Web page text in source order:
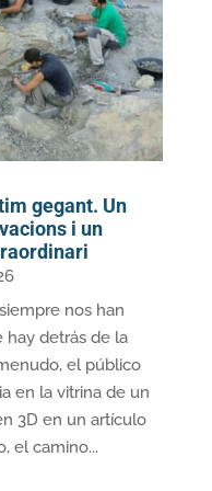
gegant. Un
i un
nos han
hay detrás de la
el público
en la vitrina de un
3D en un artículo
el camino...